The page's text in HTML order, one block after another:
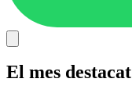
El mes destacat